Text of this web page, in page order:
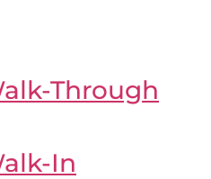
Through
In